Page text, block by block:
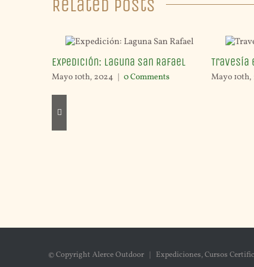
Related Posts
Expedición: Laguna San Rafael
Mayo 10th, 2024 | 0 Comments
Travesía
Mayo
© Copyright Alerce Outdoor | Expediciones, Cursos